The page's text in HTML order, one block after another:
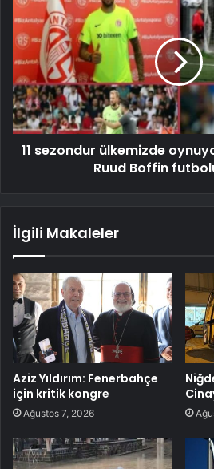
11 sezondur ülkemizde
Ruud Boffin
İlgili Makaleler
Aziz Yıldırım: Fenerbahçe
için kritik kongre
Ağustos 7, 2026